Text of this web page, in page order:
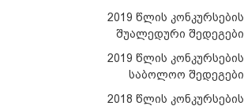
2019 წლის კონკურსების
შუალედური შედეგები
2019 წლის კონკურსების
საბოლოო შედეგები
2018 წლის კონკურსების